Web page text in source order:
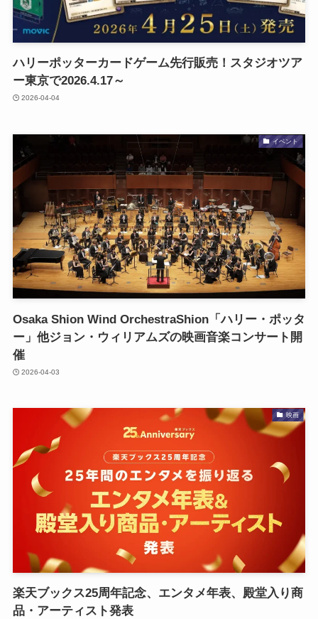
ハリーポッターカードゲーム先行販売！スタジオツア
ー東京で2026.4.17～
2026-04-04
イベント
Osaka Shion Wind OrchestraShion「ハリー・ポッタ
ー」他ジョン・ウィリアムズの映画⾳楽コンサート開
催
2026-04-03
映画
楽天ブックス25周年記念、エンタメ年表、殿堂入り商
品・アーティスト発表